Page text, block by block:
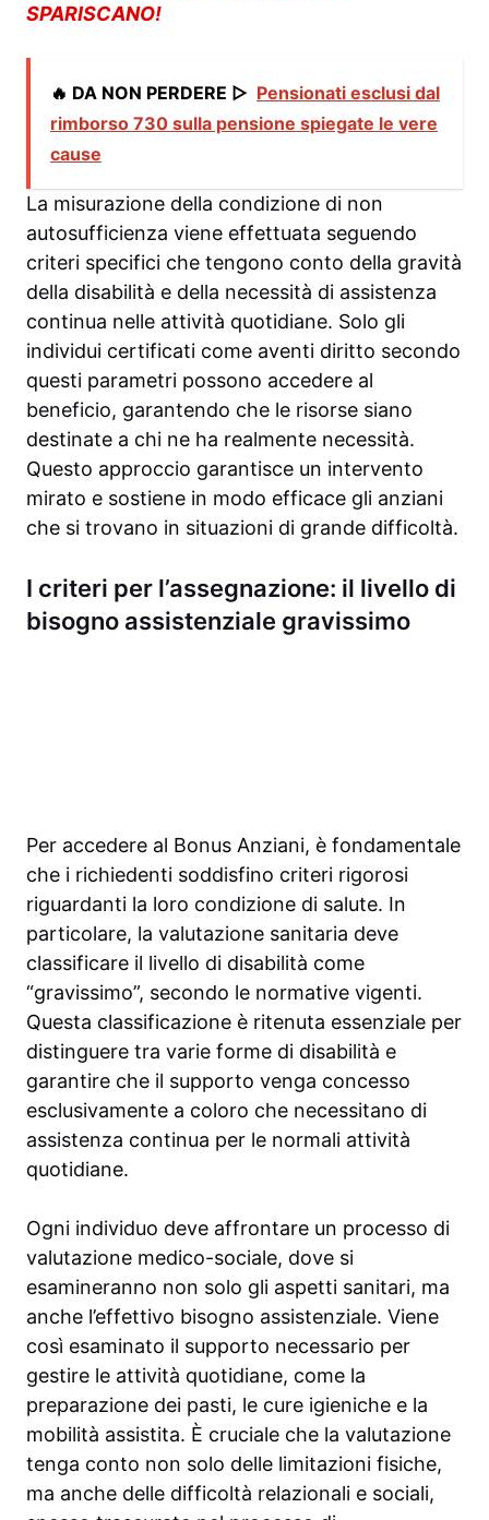
SPARISCANO!
🔥 DA NON PERDERE ▷ Pensionati esclusi dal
rimborso 730 sulla pensione spiegate le vere
cause
La misurazione della condizione di non
autosufficienza viene effettuata seguendo
criteri specifici che tengono conto della gravità
della disabilità e della necessità di assistenza
continua nelle attività quotidiane. Solo gli
individui certificati come aventi diritto secondo
questi parametri possono accedere al
beneficio, garantendo che le risorse siano
destinate a chi ne ha realmente necessità.
Questo approccio garantisce un intervento
mirato e sostiene in modo efficace gli anziani
che si trovano in situazioni di grande difficoltà.
I criteri per l’assegnazione: il livello di
bisogno assistenziale gravissimo
Per accedere al Bonus Anziani, è fondamentale
che i richiedenti soddisfino criteri rigorosi
riguardanti la loro condizione di salute. In
particolare, la valutazione sanitaria deve
classificare il livello di disabilità come
“gravissimo”, secondo le normative vigenti.
Questa classificazione è ritenuta essenziale per
distinguere tra varie forme di disabilità e
garantire che il supporto venga concesso
esclusivamente a coloro che necessitano di
assistenza continua per le normali attività
quotidiane.
Ogni individuo deve affrontare un processo di
valutazione medico-sociale, dove si
esamineranno non solo gli aspetti sanitari, ma
anche l’effettivo bisogno assistenziale. Viene
così esaminato il supporto necessario per
gestire le attività quotidiane, come la
preparazione dei pasti, le cure igieniche e la
mobilità assistita. È cruciale che la valutazione
tenga conto non solo delle limitazioni fisiche,
ma anche delle difficoltà relazionali e sociali,